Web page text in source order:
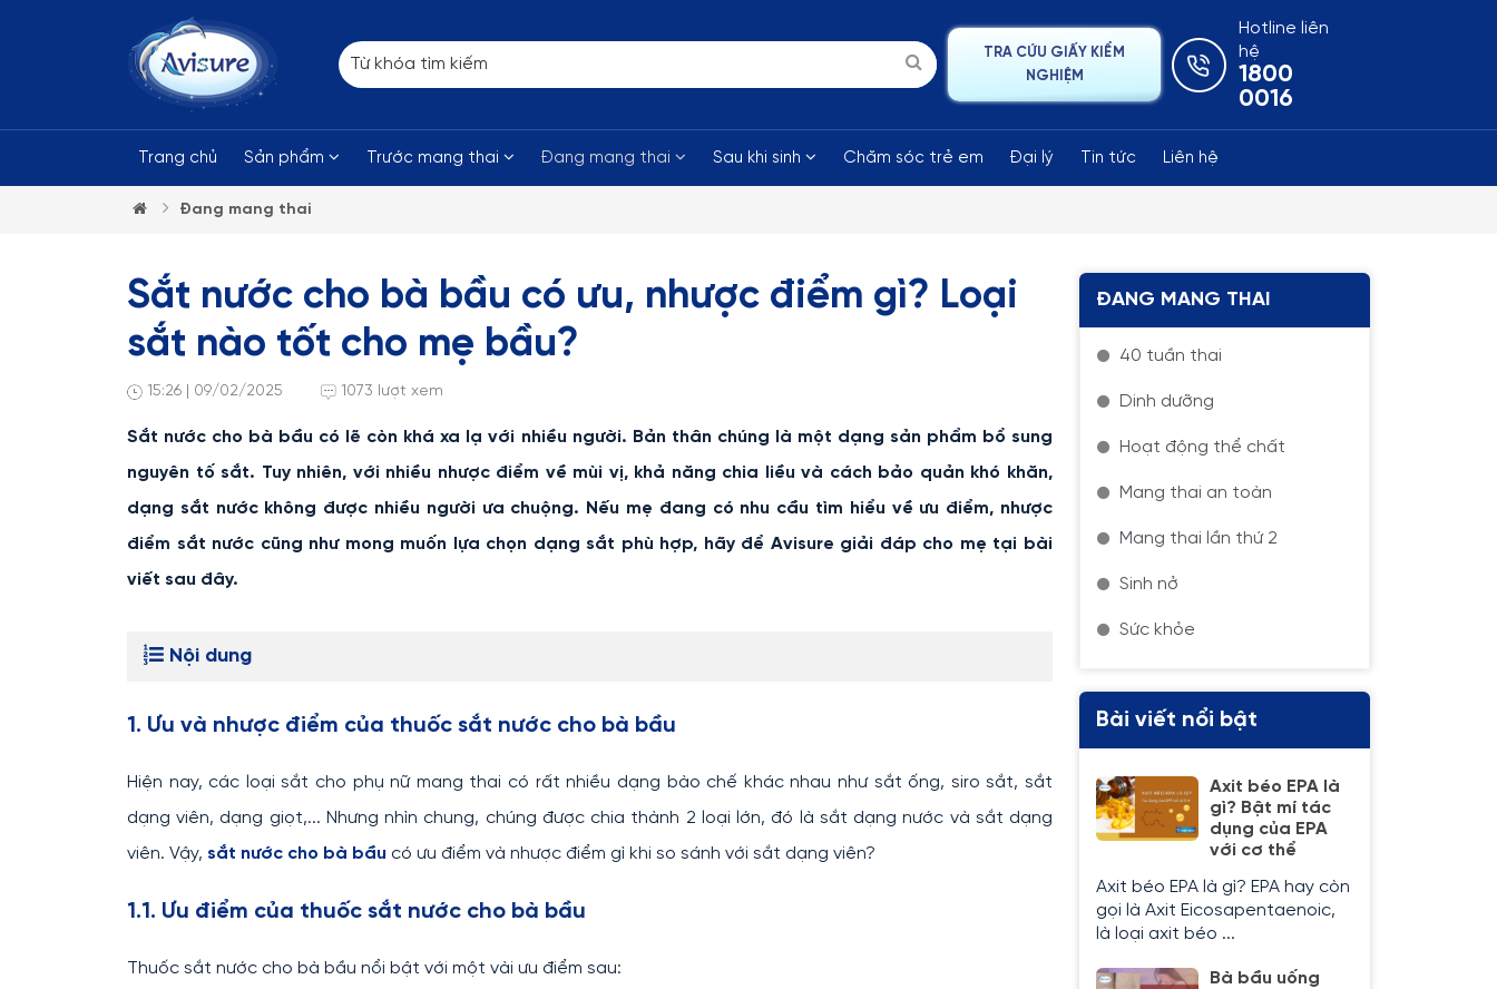
Hotline liên
hệ
1800
0016
TRA CỨU GIẤY KIỂM
NGHIỆM
Trang chủ Sản phẩm Trước mang thai Đang mang thai Sau khi sinh Chăm sóc trẻ em Đại lý Tin tức Liên hệ
Đang mang thai
Sắt nước cho bà bầu có ưu, nhược điểm gì? Loại
sắt nào tốt cho mẹ bầu?
15:26 | 09/02/2025 1073 lượt xem
Sắt nước cho bà bầu có lẽ còn khá xa lạ với nhiều người. Bản thân chúng là một dạng sản phẩm bổ sung
nguyên tố sắt. Tuy nhiên, với nhiều nhược điểm về mùi vị, khả năng chia liều và cách bảo quản khó khăn,
dạng sắt nước không được nhiều người ưa chuộng. Nếu mẹ đang có nhu cầu tìm hiểu về ưu điểm, nhược
điểm sắt nước cũng như mong muốn lựa chọn dạng sắt phù hợp, hãy để Avisure giải đáp cho mẹ tại bài
viết sau đây.
Nội dung
1. Ưu và nhược điểm của thuốc sắt nước cho bà bầu
Hiện nay, các loại sắt cho phụ nữ mang thai có rất nhiều dạng bào chế khác nhau như sắt ống, siro sắt, sắt
dạng viên, dạng giọt,... Nhưng nhìn chung, chúng được chia thành 2 loại lớn, đó là sắt dạng nước và sắt dạng
viên. Vậy, sắt nước cho bà bầu có ưu điểm và nhược điểm gì khi so sánh với sắt dạng viên?
1.1. Ưu điểm của thuốc sắt nước cho bà bầu
Thuốc sắt nước cho bà bầu nổi bật với một vài ưu điểm sau:
ĐANG MANG THAI
40 tuần thai
Dinh dưỡng
Hoạt động thể chất
Mang thai an toàn
Mang thai lần thứ 2
Sinh nở
Sức khỏe
Bài viết nổi bật
Axit béo EPA là
gì? Bật mí tác
dụng của EPA
với cơ thể
Axit béo EPA là gì? EPA hay còn
gọi là Axit Eicosapentaenoic,
là loại axit béo ...
Bà bầu uống